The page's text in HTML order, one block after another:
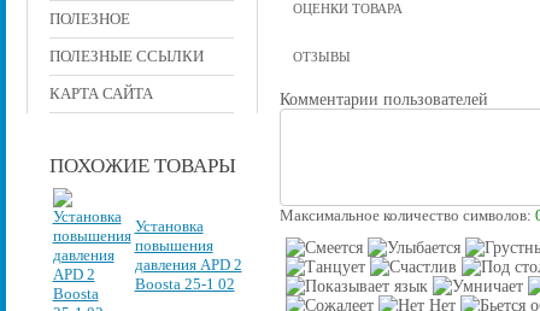
ПОЛЕЗНОЕ
ПОЛЕЗНЫЕ ССЫЛКИ
КАРТА САЙТА
ПОХОЖИЕ ТОВАРЫ
Установка
повышения
давления APD 2
Boosta 25-1 02
ОЦЕНКИ ТОВАРА
ОТЗЫВЫ
Комментарии пользователей
Максимальное количество символов: